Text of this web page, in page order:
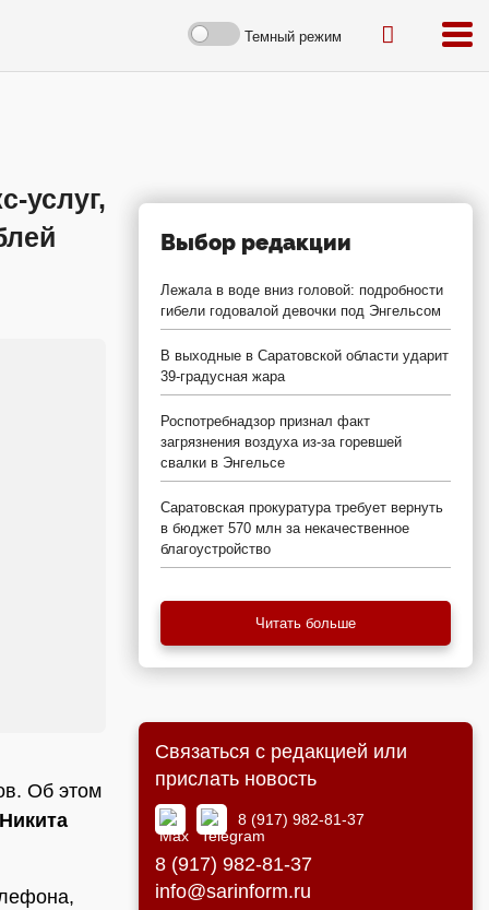
Темный режим
услуг,
Об этом
Никита
Выбор редакции
Лежала в воде вниз головой: подробности
гибели годовалой девочки под Энгельсом
В выходные в Саратовской области ударит
39-градусная жара
Роспотребнадзор признал факт
загрязнения воздуха из-за горевшей
свалки в Энгельсе
Саратовская прокуратура требует вернуть
в бюджет 570 млн за некачественное
благоустройство
Читать больше
Связаться с редакцией или
прислать новость
8 (917) 982-81-37
8 (917) 982-81-37
info@sarinform.ru